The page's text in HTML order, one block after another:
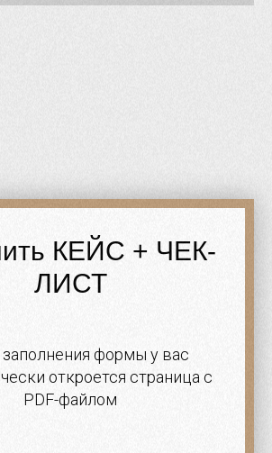
КЕЙС + ЧЕК-
ЛИСТ
формы у вас
откроется страница с
PDF-файлом